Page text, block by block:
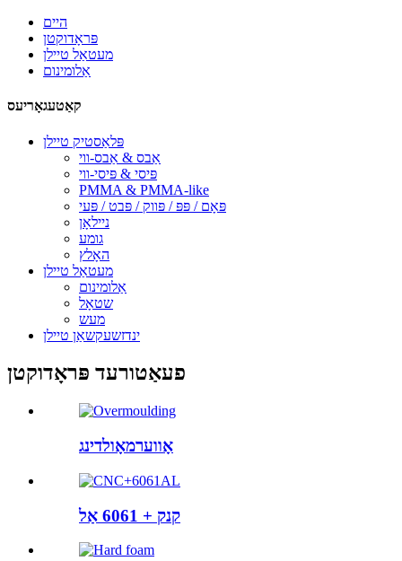
היים
פּראָדוקטן
מעטאַל טיילן
אַלומינום
קאַטעגאָריעס
פּלאַסטיק טיילן
אַבס & אַבס-ווי
פּיסי & פּיסי-ווי
PMMA & PMMA-like
פּאָם / פּפּ / פּווק / פּבט / פּעי
ניילאָן
גומע
האָלץ
מעטאַל טיילן
אַלומינום
שטאָל
מעש
ינדזשעקשאַן טיילן
פעאַטורעד פּראָדוקטן
אָווערמאָולדינג
קנק + 6061 אַל